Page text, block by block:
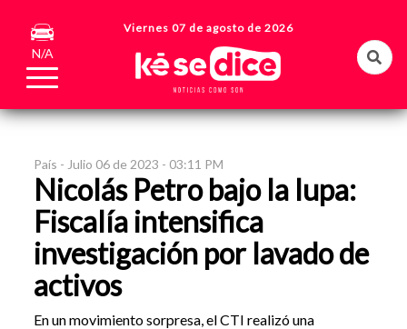
N/A
Viernes 07 de agosto de 2026
País - Julio 06 de 2023 - 03:11 PM
Nicolás Petro bajo la lupa:
Fiscalía intensifica
investigación por lavado de
activos
En un movimiento sorpresa, el CTI realizó una